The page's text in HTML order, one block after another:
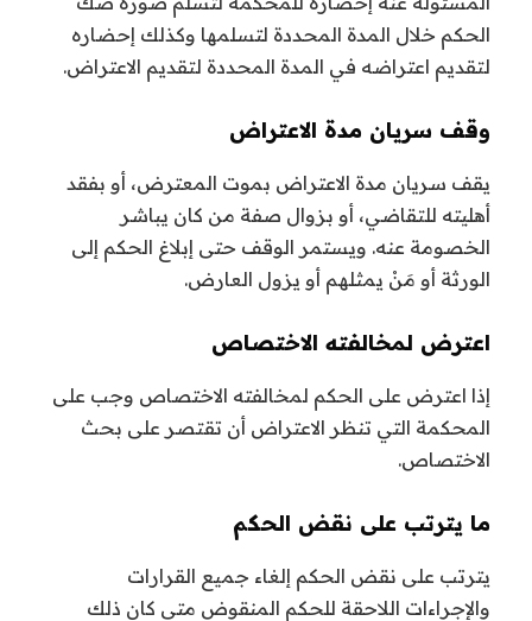
الحكم خلال المدة المحددة لتسلمها وكذلك إحضاره
لتقديم اعتراضه في المدة المحددة لتقديم الاعتراض.
وقف سريان مدة الاعتراض
يقف سريان مدة الاعتراض بموت المعترض، أو بفقد
أهليته للتقاضي، أو بزوال صفة من كان يباشر
الخصومة عنه. ويستمر الوقف حتى إبلاغ الحكم إلى
الورثة أو مَنْ يمثلهم أو يزول العارض.
اعترض لمخالفته الاختصاص
إذا اعترض على الحكم لمخالفته الاختصاص وجب على
المحكمة التي تنظر الاعتراض أن تقتصر على بحث
الاختصاص.
ما يترتب على نقض الحكم
يترتب على نقض الحكم إلغاء جميع القرارات
والإجراءات اللاحقة للحكم المنقوض متى كان ذلك